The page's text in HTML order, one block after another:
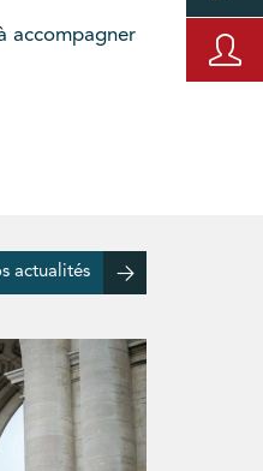
accompagner
actualités